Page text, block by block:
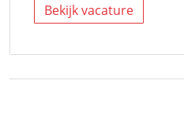
Bekijk vacature